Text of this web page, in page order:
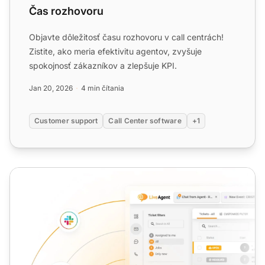
Čas rozhovoru
Objavte dôležitosť času rozhovoru v call centrách!
Zistite, ako meria efektivitu agentov, zvyšuje
spokojnosť zákazníkov a zlepšuje KPI.
Jan 20, 2026 4 min čítania
Customer support Call Center software +1
Čas spracovávania hovoru